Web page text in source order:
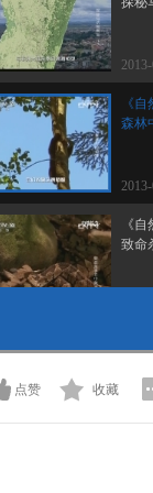
《
森林
《
致命
点赞 收藏